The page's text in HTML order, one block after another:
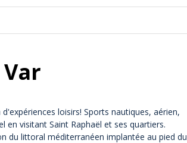
loisirs! Sports nautiques, aérien,
visitant Saint Raphaël et ses quartiers.
du littoral méditerranéen implantée au pied du